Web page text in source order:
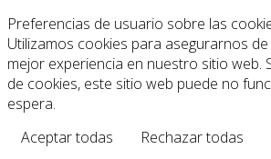
Preferencias de usuario sobre las
Utilizamos cookies para asegurarnos
mejor experiencia en nuestro sitio web.
de cookies, este sitio web puede no
espera.
Aceptar todas
Rechazar todas